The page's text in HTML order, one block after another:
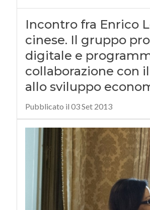
Incontro fra Enrico
cinese. Il gruppo
digitale e
collaborazione con
allo sviluppo
Pubblicato il 03 Set 2013